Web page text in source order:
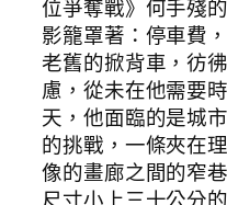
位爭奪戰》何手殘
影籠罩著：停車費
老舊的掀背車，彷
慮，從未在他需要
天，他面臨的是城
的挑戰，一條夾在
像的畫廊之間的窄